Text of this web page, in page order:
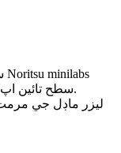
کي DPSS کان SLD سطح تائين اپ گريڊ ڪري سگھجي ٿو.